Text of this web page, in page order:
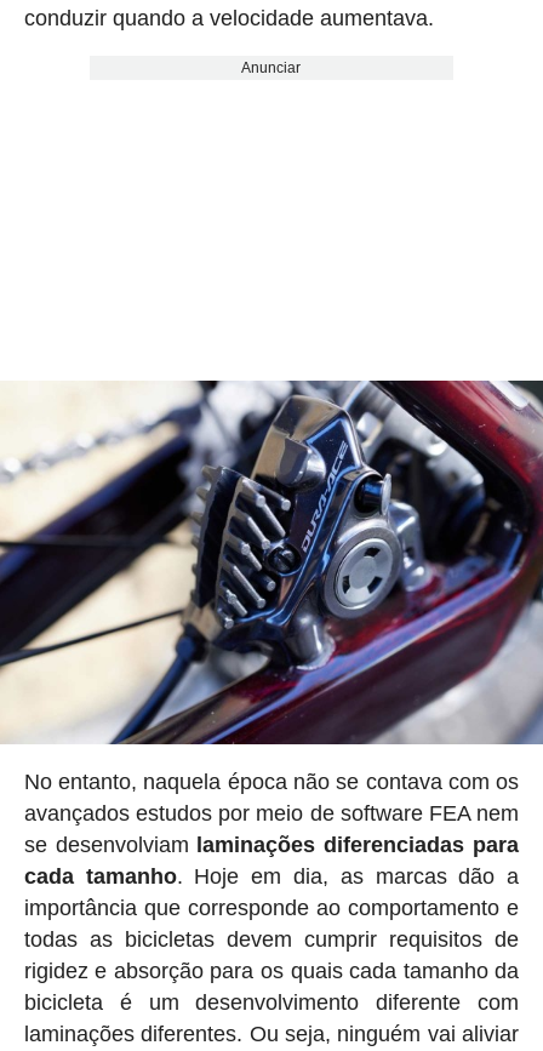
conduzir quando a velocidade aumentava.
Anunciar
No entanto, naquela época não se contava com os
avançados estudos por meio de software FEA nem
se desenvolviam laminações diferenciadas para
cada tamanho. Hoje em dia, as marcas dão a
importância que corresponde ao comportamento e
todas as bicicletas devem cumprir requisitos de
rigidez e absorção para os quais cada tamanho da
bicicleta é um desenvolvimento diferente com
laminações diferentes. Ou seja, ninguém vai aliviar